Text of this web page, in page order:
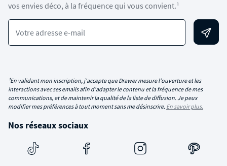
vos envies déco, à la fréquence qui vous convient.¹
Votre adresse e-mail
¹En validant mon inscription, j'accepte que Drawer mesure l'ouverture et les
interactions avec ses emails afin d'adapter le contenu et la fréquence de mes
communications, et de maintenir la qualité de la liste de diffusion. Je peux
modifier mes préférences à tout moment sans me désinscrire. En savoir plus.
Nos réseaux sociaux